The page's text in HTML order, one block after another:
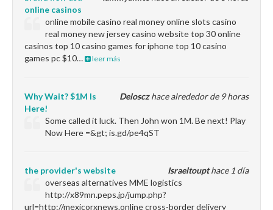
online casinos
online mobile casino real money online slots casino
real money new jersey casino website top 30 online
casinos top 10 casino games for iphone top 10 casino
games pc $10…
leer más
Delosczhace alrededor de 9 horas
Why Wait? $1M Is
Here!
Some called it luck. Then John won 1M. Be next! Play
Now Here =&gt; is.gd/pe4qST
Israeltoupthace 1 día
the provider's website
overseas alternatives MME logistics
http://x89mn.peps.jp/jump.php?
url=http://mexicorxnews.online cross-border delivery